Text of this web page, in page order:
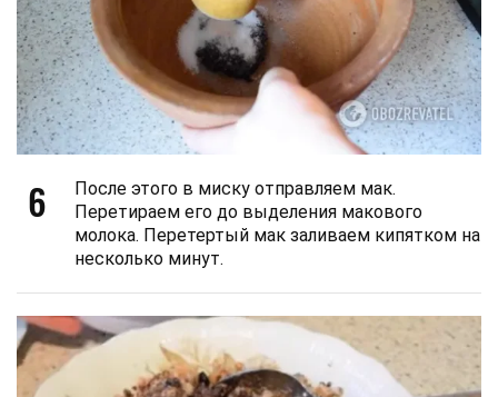
6
После этого в миску отправляем мак.
Перетираем его до выделения макового
молока. Перетертый мак заливаем кипятком на
несколько минут.